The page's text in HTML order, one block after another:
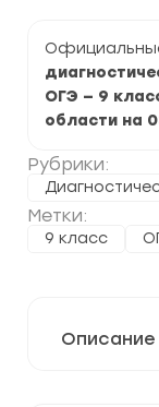
ОГЭ — 9
области на
Рубрики:
Метки:
9 класс
9
класс
Описание